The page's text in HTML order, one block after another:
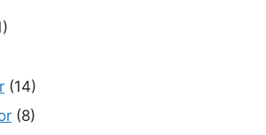
(14)
(8)